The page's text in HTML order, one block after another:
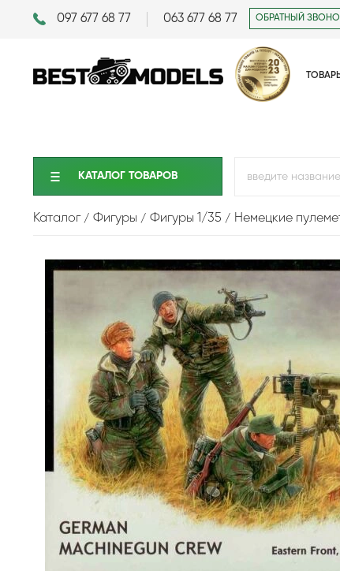
097 677 68 77 063 677 68 77 ОБРАТНЫЙ
КАТАЛОГ ТОВАРОВ
Каталог Фигуры Фигуры 1/35 Немецкие